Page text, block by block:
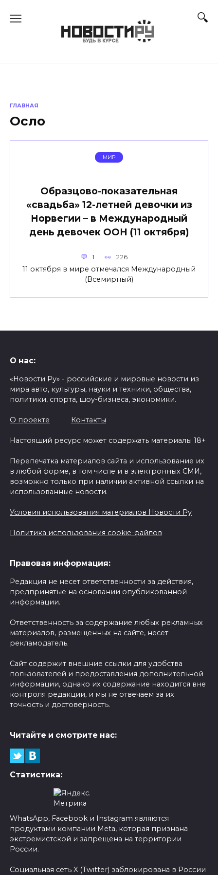
ГЛАВНАЯ
Осло
МИР
Образцово-показательная
«свадьба» 12-летней девочки из
Норвегии – в Международный
день девочек ООН (11 октября)
1 226
11 октября в мире отмечался Международный
(Всемирный)
О нас:
«Новости Ру» - российские и мировые новости из
мира авто, культуры, науки и техники, общества,
политики, спорта, шоу-бизнеса, экономики.
О проекте Контакты
Настоящий ресурс может содержать материалы 18+
Перепечатка материалов сайта и использование их
в любой форме, в том числе и в электронных СМИ,
возможно только при наличии активной ссылки на
использованные новости.
Условия использования материалов Новости Ру
Политика использования cookie-файлов
Правовая информация:
Редакция не несет ответственности за действия,
предпринятые на основании опубликованной
информации.
Ответственность за содержание любых рекламных
материалов, размещенных на сайте, несет
рекламодатель.
Сайт содержит внешние ссылки для удобства
пользователей и предоставления дополнительной
информации, однако их содержание находится вне
контроля редакции, и мы не отвечаем за их
точность и достоверность.
Читайте и смотрите нас:
Статистика:
WhatsApp, Facebook и Instagram являются
продуктами компании Meta, которая признана
экстремистской и запрещена на территории
России.
Социальная сеть X (Twitter) заблокирована в России